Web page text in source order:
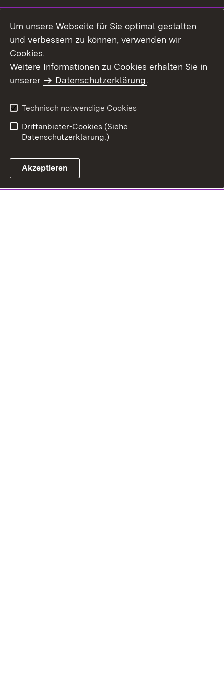
Um unsere Webseite für Sie optimal gestalten
und verbessern zu können, verwenden wir
Cookies.
Weitere Informationen zu Cookies erhalten Sie in
unserer
Datenschutzerklärung.
Technisch notwendige Cookies
Drittanbieter-Cookies (Siehe
Datenschutzerklärung.)
Akzeptieren